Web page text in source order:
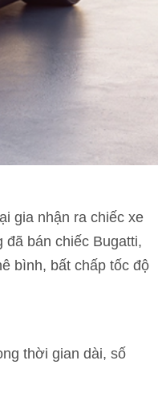
gia nhận ra chiếc xe
bán chiếc Bugatti,
bình, bất chấp tốc độ
thời gian dài, số